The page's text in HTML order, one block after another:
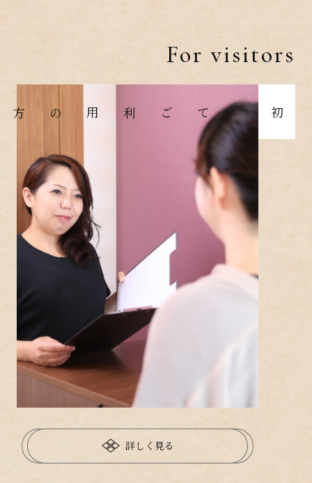
For visitors
詳しく見る